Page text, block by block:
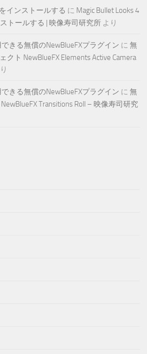
をインストールする に Magic Bullet Looks 4
トールする | 映像寿司研究所 より
できる無償のNewBlueFXプラグイン に 無
クト NewBlueFX Elements Active Camera
できる無償のNewBlueFXプラグイン に 無
Transitions Roll – 映像寿司研究